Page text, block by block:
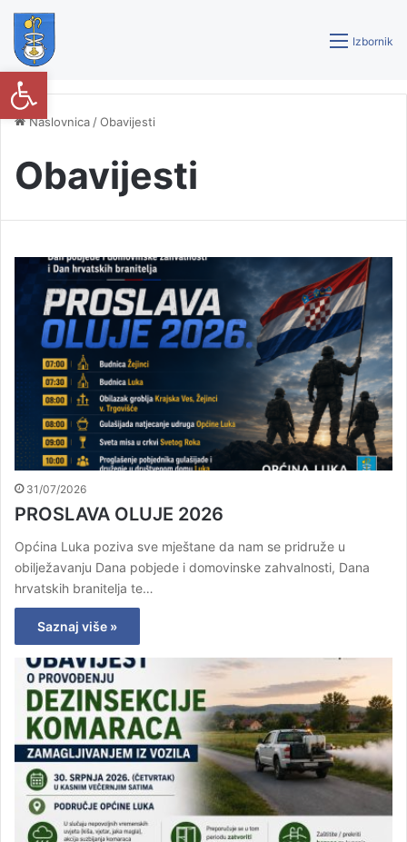
Izbornik
Naslovnica /Obavijesti
Obavijesti
31/07/2026
PROSLAVA OLUJE 2026
Općina Luka poziva sve mještane da nam se pridruže u
obilježavanju Dana pobjede i domovinske zahvalnosti, Dana
hrvatskih branitelja te…
Saznaj više »
Open toolbar